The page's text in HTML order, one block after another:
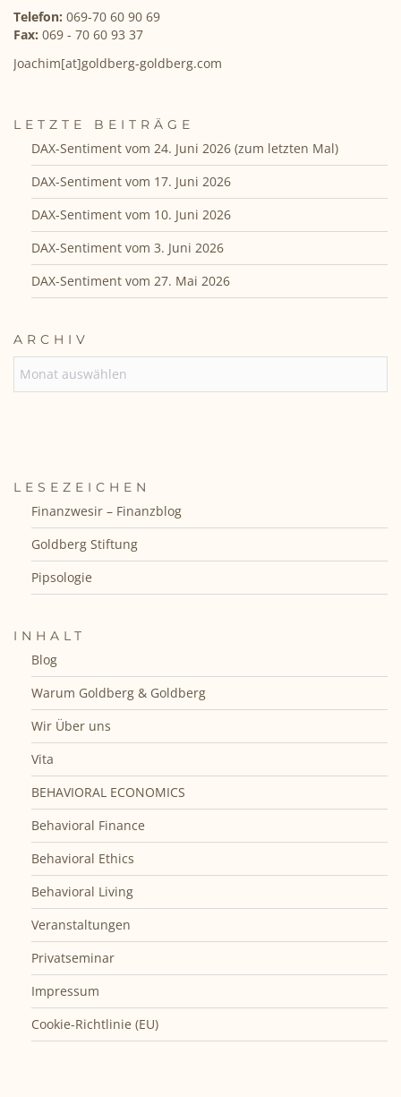
Telefon: 069-70 60 90 69
Fax: 069 - 70 60 93 37
Joachim[at]goldberg-goldberg.com
LETZTE BEITRÄGE
DAX-Sentiment vom 24. Juni 2026 (zum letzten Mal)
DAX-Sentiment vom 17. Juni 2026
DAX-Sentiment vom 10. Juni 2026
DAX-Sentiment vom 3. Juni 2026
DAX-Sentiment vom 27. Mai 2026
ARCHIV
LESEZEICHEN
Finanzwesir – Finanzblog
Goldberg Stiftung
Pipsologie
INHALT
Blog
Warum Goldberg & Goldberg
Wir Über uns
Vita
BEHAVIORAL ECONOMICS
Behavioral Finance
Behavioral Ethics
Behavioral Living
Veranstaltungen
Privatseminar
Impressum
Cookie-Richtlinie (EU)